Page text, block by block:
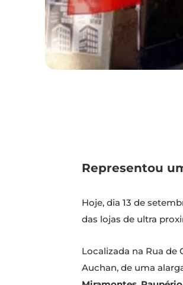
Representou
Hoje, dia 13 de
das lojas de ultra
Localizada na Rua de
Auchan, de uma